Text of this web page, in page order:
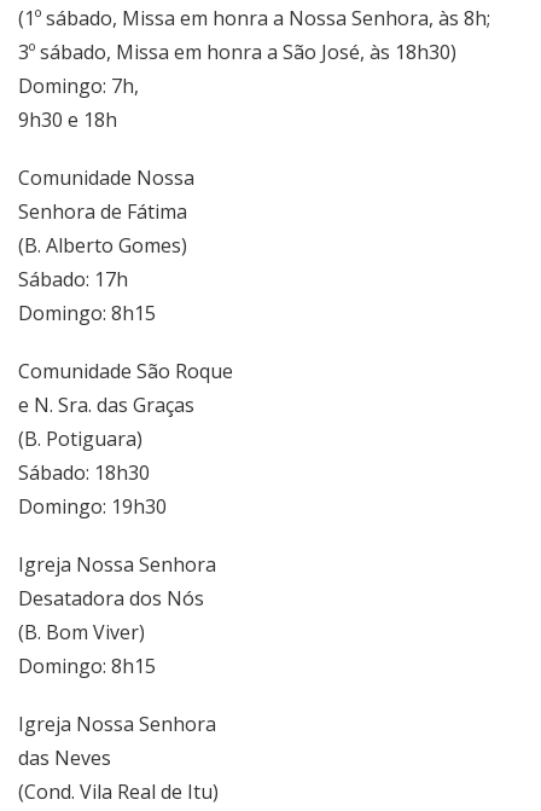
(1º sábado, Missa em honra a Nossa Senhora, às 8h;
3º sábado, Missa em honra a São José, às 18h30)
Domingo: 7h,
9h30 e 18h
Comunidade Nossa
Senhora de Fátima
(B. Alberto Gomes)
Sábado: 17h
Domingo: 8h15
Comunidade São Roque
e N. Sra. das Graças
(B. Potiguara)
Sábado: 18h30
Domingo: 19h30
Igreja Nossa Senhora
Desatadora dos Nós
(B. Bom Viver)
Domingo: 8h15
Igreja Nossa Senhora
das Neves
(Cond. Vila Real de Itu)